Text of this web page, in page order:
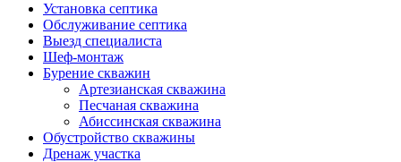
Установка септика
Обслуживание септика
Выезд специалиста
Шеф-монтаж
Бурение скважин
Артезианская скважина
Песчаная скважина
Абиссинская скважина
Обустройство скважины
Дренаж участка